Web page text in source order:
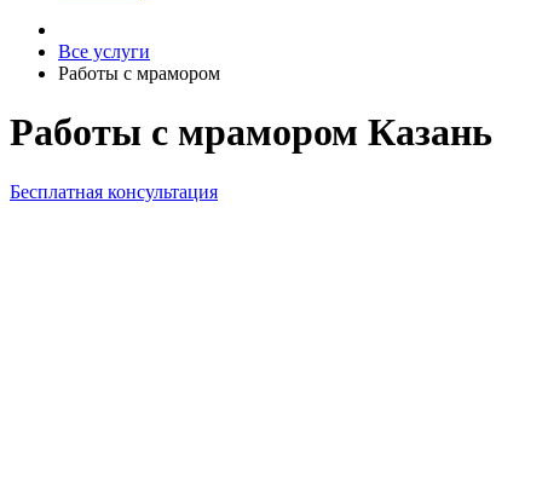
Все услуги
Работы с мрамором
Работы с мрамором Казань
Бесплатная консультация